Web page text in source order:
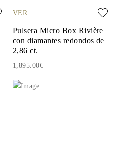
VER
Pulsera Micro Box Rivière
con diamantes redondos de
2,86 ct.
1,895.00€